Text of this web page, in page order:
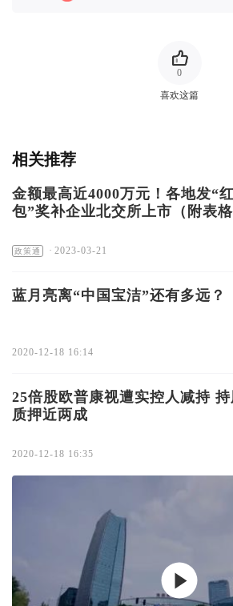
喜欢这篇
0
相关推荐
金额最高近4000万元！各地发“红
包”奖补企业北交所上市（附表格
政策通 · 2023-03-21
蓝月亮离“中国宝洁”还有多远？
2020-12-18 16:14
25倍股欧普康视遭实控人减持
质押近两成
2020-12-18 16:35